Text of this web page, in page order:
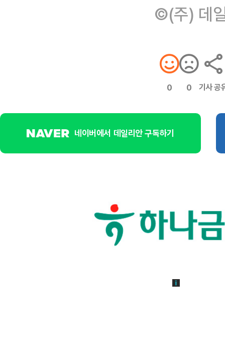
©(주) 데
0 0 기사 공
네이버에서 데일리안 구독하기